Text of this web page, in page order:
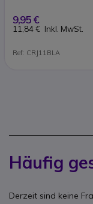
9,95 €
11,84 € Inkl. MwSt.
Ref: CRJ11BLA
Häufig
Derzeit sind keine